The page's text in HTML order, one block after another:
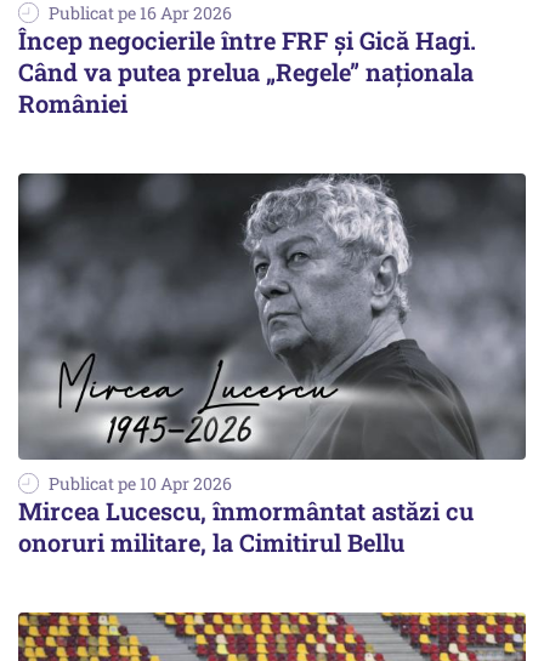
Publicat pe 16 Apr 2026
Încep negocierile între FRF și Gică Hagi.
Când va putea prelua „Regele” naționala
României
Publicat pe 10 Apr 2026
Mircea Lucescu, înmormântat astăzi cu
onoruri militare, la Cimitirul Bellu